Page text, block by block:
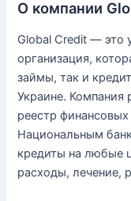
О компании
Global Credit — это
организация,
займы, так и
Украине. Компания
реестр
Национальным
кредиты на любые
расходы, лечение,